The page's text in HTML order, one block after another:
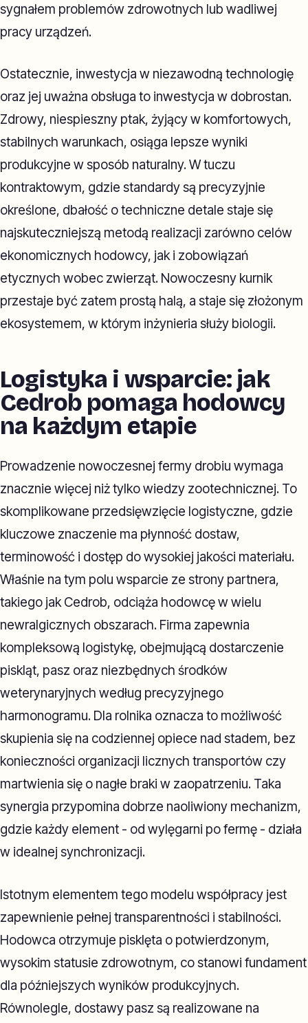
sygnałem problemów zdrowotnych lub wadliwej
pracy urządzeń.
Ostatecznie, inwestycja w niezawodną technologię
oraz jej uważna obsługa to inwestycja w dobrostan.
Zdrowy, niespieszny ptak, żyjący w komfortowych,
stabilnych warunkach, osiąga lepsze wyniki
produkcyjne w sposób naturalny. W tuczu
kontraktowym, gdzie standardy są precyzyjnie
określone, dbałość o techniczne detale staje się
najskuteczniejszą metodą realizacji zarówno celów
ekonomicznych hodowcy, jak i zobowiązań
etycznych wobec zwierząt. Nowoczesny kurnik
przestaje być zatem prostą halą, a staje się złożonym
ekosystemem, w którym inżynieria służy biologii.
Logistyka i wsparcie: jak
Cedrob pomaga hodowcy
na każdym etapie
Prowadzenie nowoczesnej fermy drobiu wymaga
znacznie więcej niż tylko wiedzy zootechnicznej. To
skomplikowane przedsięwzięcie logistyczne, gdzie
kluczowe znaczenie ma płynność dostaw,
terminowość i dostęp do wysokiej jakości materiału.
Właśnie na tym polu wsparcie ze strony partnera,
takiego jak Cedrob, odciąża hodowcę w wielu
newralgicznych obszarach. Firma zapewnia
kompleksową logistykę, obejmującą dostarczenie
piskląt, pasz oraz niezbędnych środków
weterynaryjnych według precyzyjnego
harmonogramu. Dla rolnika oznacza to możliwość
skupienia się na codziennej opiece nad stadem, bez
konieczności organizacji licznych transportów czy
martwienia się o nagłe braki w zaopatrzeniu. Taka
synergia przypomina dobrze naoliwiony mechanizm,
gdzie każdy element - od wylęgarni po fermę - działa
w idealnej synchronizacji.
Istotnym elementem tego modelu współpracy jest
zapewnienie pełnej transparentności i stabilności.
Hodowca otrzymuje pisklęta o potwierdzonym,
wysokim statusie zdrowotnym, co stanowi fundament
dla późniejszych wyników produkcyjnych.
Równolegle, dostawy pasz są realizowane na